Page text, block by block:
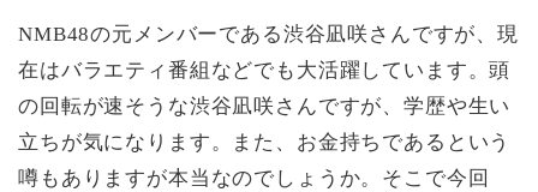
NMB48の元メンバーである渋谷凪咲さんですが、現
在はバラエティ番組などでも大活躍しています。頭
の回転が速そうな渋谷凪咲さんですが、学歴や生い
立ちが気になります。また、お金持ちであるという
噂もありますが本当なのでしょうか。そこで今回